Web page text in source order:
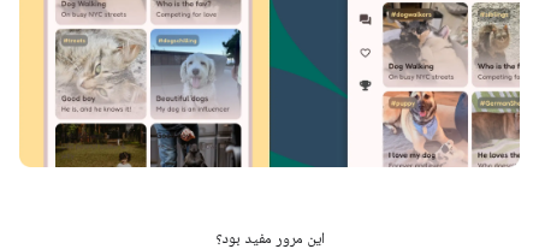
این مرور مفید بود؟